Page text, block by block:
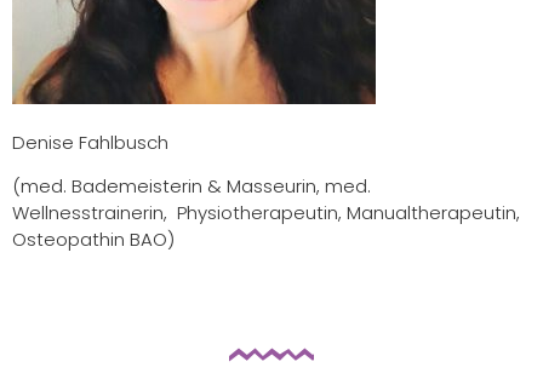
Denise Fahlbusch
(med. Bademeisterin & Masseurin, med.
Wellnesstrainerin, Physiotherapeutin, Manualtherapeutin,
Osteopathin BAO)